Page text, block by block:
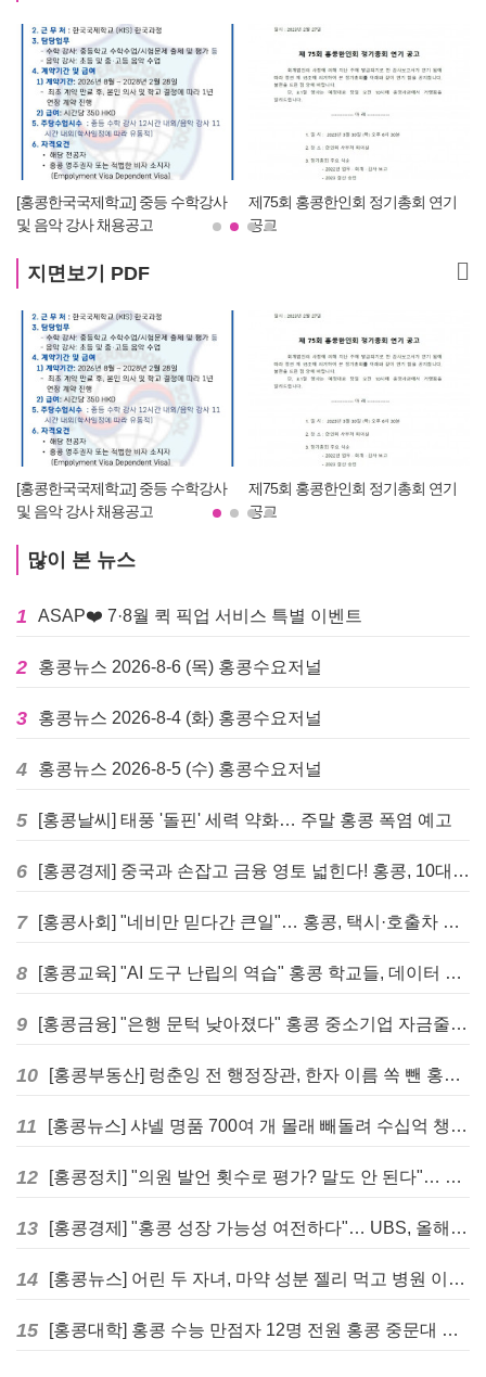
제75회 홍콩한인회 정기총회 연기
공고
수요저널 PDF 2023년 1월 4일자
(23-01-1353호)
지면보기 PDF
제75회 홍콩한인회 정기총회 연기
공고
수요저널 PDF 2023년 1월 4일자
(23-01-1353호)
많이 본 뉴스
1 ASAP❤️ 7·8월 퀵 픽업 서비스 특별 이벤트
2 홍콩뉴스 2026-8-6 (목) 홍콩수요저널
3 홍콩뉴스 2026-8-4 (화) 홍콩수요저널
4 홍콩뉴스 2026-8-5 (수) 홍콩수요저널
5 [홍콩날씨] 태풍 '돌핀' 세력 약화… 주말 홍콩 폭염 예고
6 [홍콩경제] 중국과 손잡고 금융 영토 넓힌다! 홍콩, 10대 신규 정책 발표
7 [홍콩사회] "네비만 믿다간 큰일"… 홍콩, 택시·호출차 통합 시험 도입하며 규제 본격화
8 [홍콩교육] "AI 도구 난립의 역습" 홍콩 학교들, 데이터 고립에 교육 효과 평가 비상
9 [홍콩금융] "은행 문턱 낮아졌다" 홍콩 중소기업 자금줄 숨통 트이나… HKMA "2분기 신용 조건 안정적"
10 [홍콩부동산] 렁춘잉 전 행정장관, 한자 이름 쏙 뺀 홍콩 고급 아파트 단지들에 쓴소리
11 [홍콩뉴스] 샤넬 명품 700여 개 몰래 빼돌려 수십억 챙긴 직원 4년~7년형 선고
12 [홍콩정치] "의원 발언 횟수로 평가? 말도 안 된다"… 홍콩 입법회 의장의 일침
13 [홍콩경제] "홍콩 성장 가능성 여전하다"… UBS, 올해 홍콩 GDP 성장률 전망치 4.5%로 대폭 상향
14 [홍콩뉴스] 어린 두 자녀, 마약 성분 젤리 먹고 병원 이송… 어머니와 친척 체포
15 [홍콩대학] 홍콩 수능 만점자 12명 전원 홍콩 중문대 의대 진학